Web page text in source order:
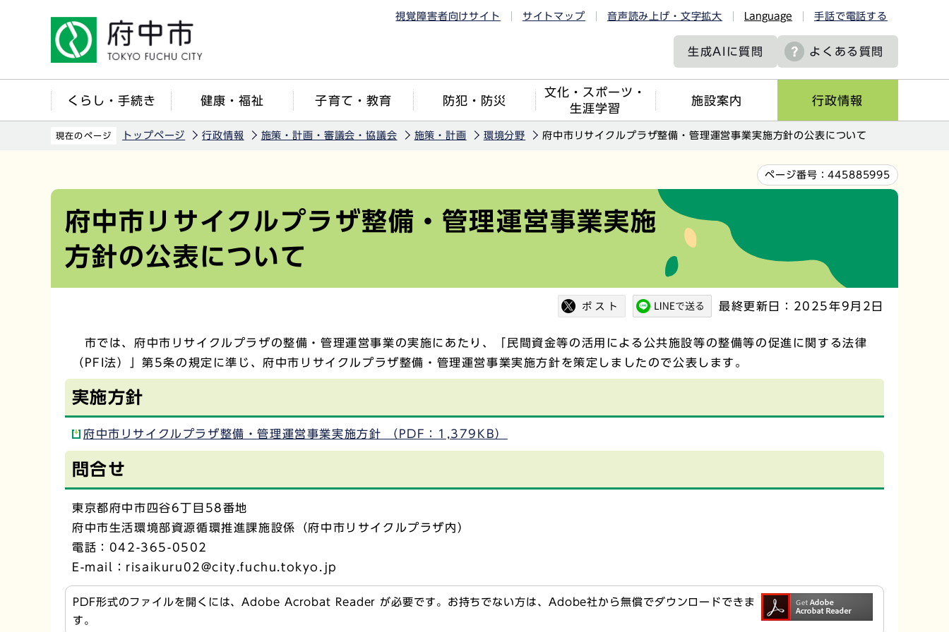
視覚障害者向けサイト サイトマップ 音声読み上げ・文字拡大 Language 手話で電話する
生成AIに質問 よくある質問
くらし・手続き 健康・福祉 子育て・教育 防犯・防災
文化・スポーツ・
生涯学習
施設案内 行政情報
現在のページ トップページ 行政情報 施策・計画・審議会・協議会 施策・計画 環境分野 府中市リサイクルプラザ整備・管理運営事業実施方針の公表について
ページ番号：445885995
府中市リサイクルプラザ整備・管理運営事業実施
方針の公表について
最終更新日：2025年9月2日
市では、府中市リサイクルプラザの整備・管理運営事業の実施にあたり、「民間資金等の活用による公共施設等の整備等の促進に関する法律
（PFI法）」第5条の規定に準じ、府中市リサイクルプラザ整備・管理運営事業実施方針を策定しましたので公表します。
実施方針
府中市リサイクルプラザ整備・管理運営事業実施方針 （PDF：1,379KB）
問合せ
東京都府中市四谷6丁目58番地
府中市生活環境部資源循環推進課施設係（府中市リサイクルプラザ内）
電話：042-365-0502
E-mail：risaikuru02@city.fuchu.tokyo.jp
PDF形式のファイルを開くには、Adobe Acrobat Reader が必要です。お持ちでない方は、Adobe社から無償でダウンロードできま
す。